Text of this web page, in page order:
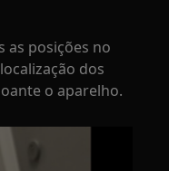
as posições no
dos
o aparelho.